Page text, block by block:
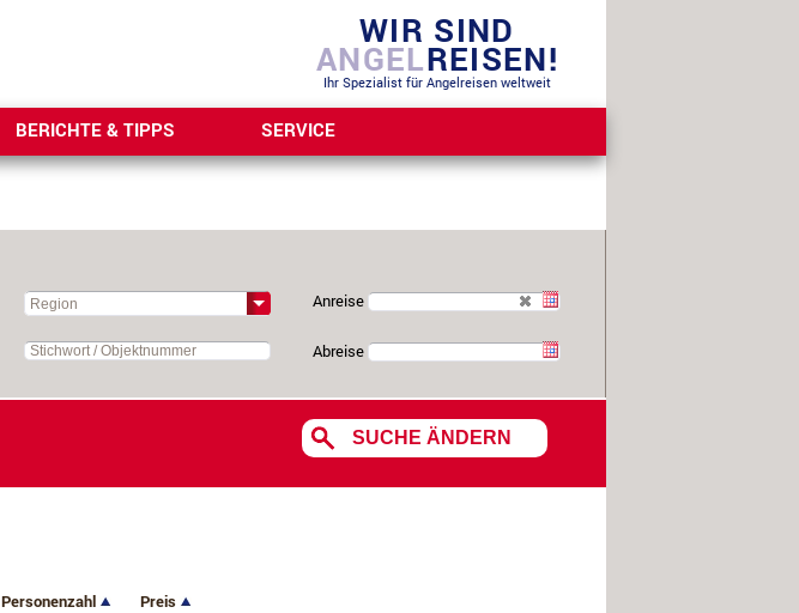
WIR SIND
ANGELREISEN!
Ihr Spezialist für Angelreisen weltweit
BERICHTE & TIPPS SERVICE
Anreise
Abreise
Personenzahl
Preis